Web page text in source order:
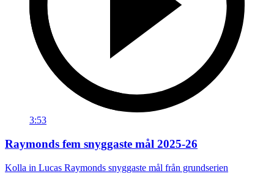
3:53
Raymonds fem snyggaste mål 2025-26
Kolla in Lucas Raymonds snyggaste mål från grundserien